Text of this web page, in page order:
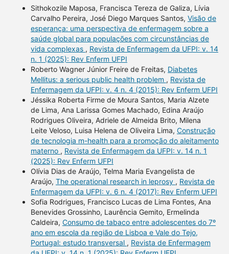
Sithokozile Maposa, Francisca Tereza de Galiza, Lívia
Carvalho Pereira, José Diego Marques Santos, Visão de
esperança: uma perspectiva de enfermagem sobre a
saúde global para populações com circunstâncias de
vida complexas , Revista de Enfermagem da UFPI: v. 14
n. 1 (2025): Rev Enferm UFPI
Roberto Wagner Júnior Freire de Freitas, Diabetes
Mellitus: a serious public health problem , Revista de
Enfermagem da UFPI: v. 4 n. 4 (2015): Rev Enferm UFPI
Jéssika Roberta Firme de Moura Santos, Maria Alzete
de Lima, Ana Larissa Gomes Machado, Edina Araújo
Rodrigues Oliveira, Adriele de Almeida Brito, Milena
Leite Veloso, Luisa Helena de Oliveira Lima, Construção
de tecnologia m-health para a promoção do aleitamento
materno , Revista de Enfermagem da UFPI: v. 14 n. 1
(2025): Rev Enferm UFPI
Olívia Dias de Araújo, Telma Maria Evangelista de
Araújo, The operational research in leprosy , Revista de
Enfermagem da UFPI: v. 6 n. 4 (2017): Rev Enferm UFPI
Sofia Rodrigues, Francisco Lucas de Lima Fontes, Ana
Benevides Grossinho, Laurência Gemito, Ermelinda
Caldeira, Consumo de tabaco entre adolescentes do 7º
ano em escola da região de Lisboa e Vale do Tejo,
Portugal: estudo transversal , Revista de Enfermagem